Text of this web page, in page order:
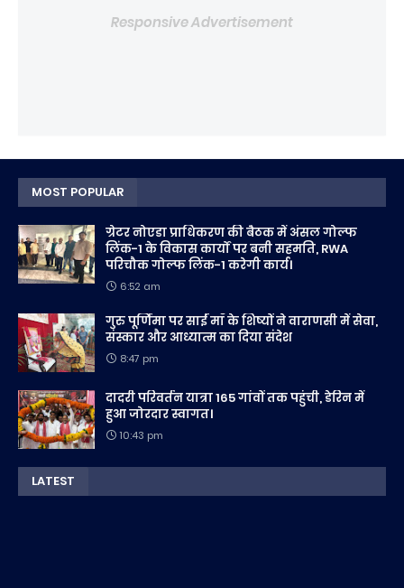
Responsive Advertisement
MOST POPULAR
ग्रेटर नोएडा प्राधिकरण की बैठक में अंसल गोल्फ
लिंक-1 के विकास कार्यों पर बनी सहमति, RWA
परिचौक गोल्फ लिंक-1 करेगी कार्य।
6:52 am
गुरु पूर्णिमा पर साईं माँ के शिष्यों ने वाराणसी में सेवा,
संस्कार और आध्यात्म का दिया संदेश
8:47 pm
दादरी परिवर्तन यात्रा 165 गांवों तक पहुंची, डेरिन में
हुआ जोरदार स्वागत।
10:43 pm
LATEST